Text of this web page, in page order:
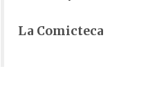
La Comicteca